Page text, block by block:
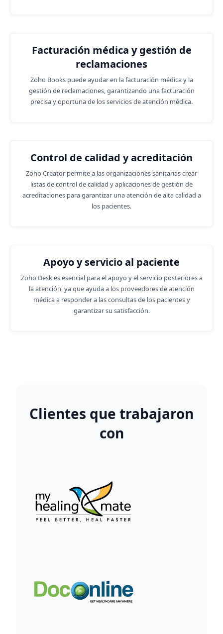
Facturación médica y gestión de
reclamaciones
Zoho Books puede ayudar en la facturación médica y la
gestión de reclamaciones, garantizando una facturación
precisa y oportuna de los servicios de atención médica.
Control de calidad y acreditación
Zoho Creator permite a las organizaciones sanitarias crear
listas de control de calidad y aplicaciones de gestión de
acreditaciones para garantizar una atención de alta calidad a
los pacientes.
Apoyo y servicio al paciente
Zoho Desk es esencial para el apoyo y el servicio posteriores a
la atención, ya que ayuda a los proveedores de atención
médica a responder a las consultas de los pacientes y
garantizar su satisfacción.
Clientes que trabajaron
con